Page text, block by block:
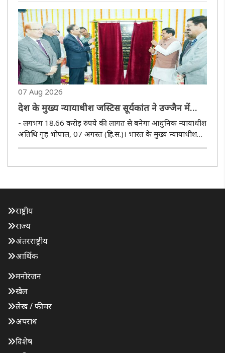
लाख 16 हजार रुपये की संपत्ति गैंगस्टर एक्ट के तहत कुर्क ..
07 Aug 2026
देश के मुख्य न्यायाधीश जस्टिस सूर्यकांत ने उज्जैन में
किया न्यायाधीश अतिथि गृह का भूमिपूजन
- लगभग 18.66 करोड़ रुपये की लागत से बनेगा आधुनिक न्यायाधीश
अतिथि गृह भोपाल, 07 अगस्त (हि.स.)। भारत के मुख्य न्यायाधीश
जस्टिस सूर्यकांत ने शुक्रवार देर शाम मध्य प्रदेश के उज्जैन में न्यायिक
राष्ट्रीय
राज्य
अंतरराष्ट्रीय
आर्थिक
मनोरंजन
खेल
लेख / फीचर
अपराध
विशेष